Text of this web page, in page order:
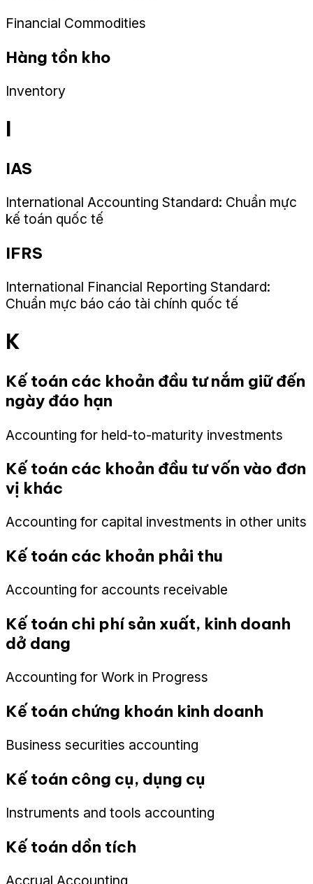
Financial Commodities
Hàng tồn kho
Inventory
I
IAS
International Accounting Standard: Chuẩn mực
kế toán quốc tế
IFRS
International Financial Reporting Standard:
Chuẩn mực báo cáo tài chính quốc tế
K
Kế toán các khoản đầu tư nắm giữ đến
ngày đáo hạn
Accounting for held-to-maturity investments
Kế toán các khoản đầu tư vốn vào đơn
vị khác
Accounting for capital investments in other units
Kế toán các khoản phải thu
Accounting for accounts receivable
Kế toán chi phí sản xuất, kinh doanh
dở dang
Accounting for Work in Progress
Kế toán chứng khoán kinh doanh
Business securities accounting
Kế toán công cụ, dụng cụ
Instruments and tools accounting
Kế toán dồn tích
Accrual Accounting